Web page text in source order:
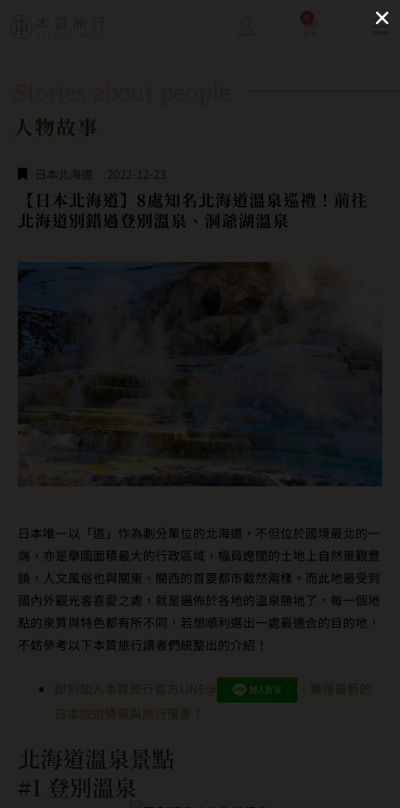
人物故事
日本北海道 2022-12-23
【日本北海道】8處知名北海道溫泉巡禮！前往
北海道別錯過登別溫泉、洞爺湖溫泉
日本唯一以「道」作為劃分單位的北海道，不但位於國境最北的一
端，亦是舉國面積最大的行政區域，幅員遼闊的土地上自然景觀豐
饒，人文風俗也與關東、關西的首要都市截然兩樣。而此地最受到
國內外觀光客喜愛之處，就是遍佈於各地的溫泉勝地了，每一個地
點的泉質與特色都有所不同，若想順利選出一處最適合的目的地，
不妨參考以下本質旅行讀者們統整出的介紹！
即刻加入本質旅行官方LINE@
，獲得最新的
日本旅遊情報與旅行優惠！
北海道溫泉景點
#1 登別溫泉